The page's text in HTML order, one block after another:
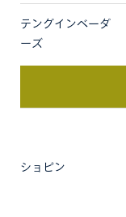
テングインベーダ
ーズ
ショピン